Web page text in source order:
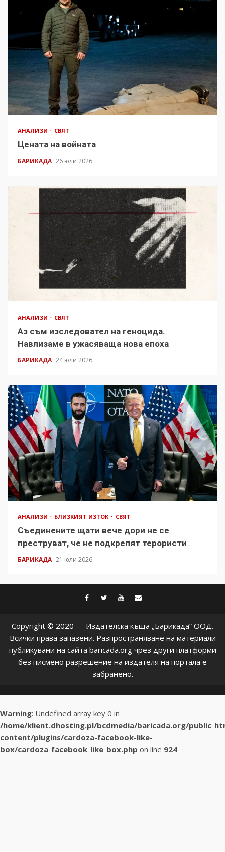
АНАЛИЗИ СВЯТ
Цената на войната
БАРИКАДА 26 юли 2026
АНАЛИЗИ СВЯТ
Аз съм изследовател на геноцида.
Навлизаме в ужасяваща нова епоха
БАРИКАДА 24 юли 2026
АНАЛИЗИ БЛИЗКИЯТ ИЗТОК СВЯТ
Съединените щати вече дори не се
преструват, че не подкрепят терористи
БАРИКАДА 21 юли 2026
facebook
twitter
youtube
Copyright © 2020 — Издателска къща „Барикада” ООД.
Всички права запазени. Разпространяване на материали
публикувани на сайта baricada.org чрез други платформи
без писмено разрешение на издателя на портала е
забранено.
Warning: Undefined array key 0 in
/home/klient.dhosting.pl/bcdmedia/baricada.org/
content/plugins/cardoza-facebook-like-
box/cardoza_facebook_like_box.php on line 924